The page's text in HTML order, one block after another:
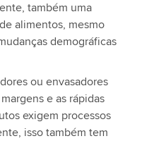
também uma
alimentos, mesmo
demográficas
ou envasadores
e as rápidas
exigem processos
isso também tem